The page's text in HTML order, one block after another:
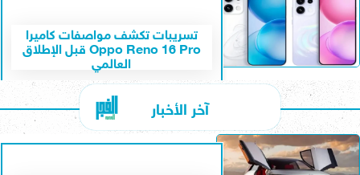
تسريبات تكشف مواصفات كاميرا
Oppo Reno 16 Pro قبل الإطلاق
العالمي
آخر الأخبار